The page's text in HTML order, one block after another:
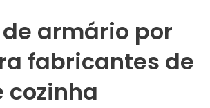
armário por
fabricantes de
cozinha